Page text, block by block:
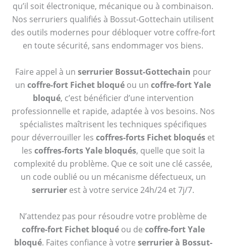
qu’il soit électronique, mécanique ou à combinaison.
Nos serruriers qualifiés à Bossut-Gottechain utilisent
des outils modernes pour débloquer votre coffre-fort
en toute sécurité, sans endommager vos biens.
Faire appel à un serrurier Bossut-Gottechain pour
un coffre-fort Fichet bloqué ou un coffre-fort Yale
bloqué, c’est bénéficier d’une intervention
professionnelle et rapide, adaptée à vos besoins. Nos
spécialistes maîtrisent les techniques spécifiques
pour déverrouiller les coffres-forts Fichet bloqués et
les coffres-forts Yale bloqués, quelle que soit la
complexité du problème. Que ce soit une clé cassée,
un code oublié ou un mécanisme défectueux, un
serrurier est à votre service 24h/24 et 7j/7.
N’attendez pas pour résoudre votre problème de
coffre-fort Fichet bloquéou de coffre-fort Yale
bloqué. Faites confiance à votre serrurier à Bossut-